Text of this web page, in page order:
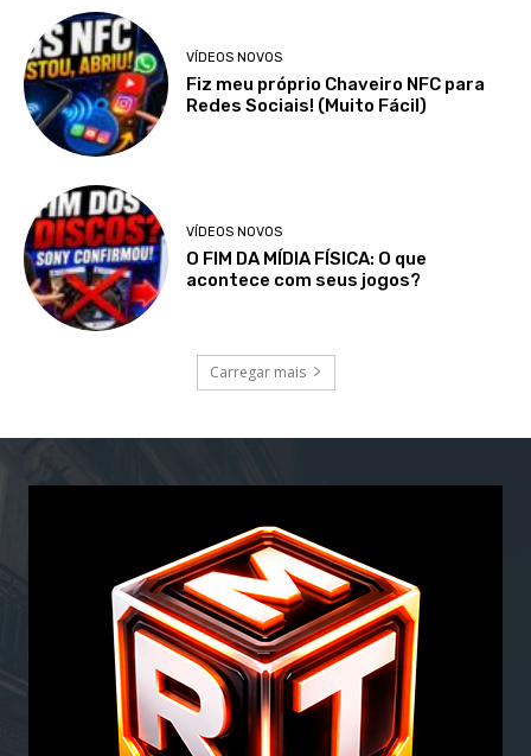
VÍDEOS NOVOS
Fiz meu próprio Chaveiro NFC para
Redes Sociais! (Muito Fácil)
VÍDEOS NOVOS
O FIM DA MÍDIA FÍSICA: O que
acontece com seus jogos?
Carregar mais